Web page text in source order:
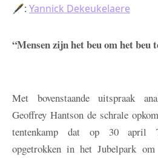
🖋: Yannick Dekeukelaere
“Mensen zijn het beu om het beu
Met bovenstaande uitspraak
Geoffrey Hantson de schrale
tentenkamp dat op 30 april
opgetrokken in het Jubelpark